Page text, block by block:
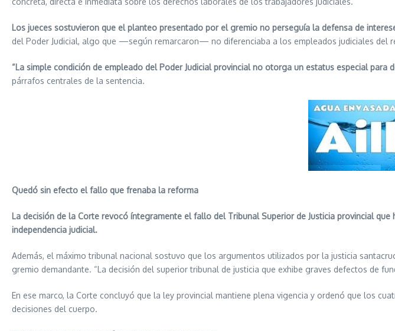
Los jueces sostuvieron que el planteo presentado por el gremio no perseguía la defensa de
del Poder Judicial, algo que —según remarcaron— no diferenciaba a los empleados judiciales del
“La simple condición de empleado del Poder Judicial provincial no otorga un estatus especial para
párrafos centrales de la sentencia.
Quedó sin efecto el fallo que frenaba la reforma
La decisión de la Corte revocó íntegramente el fallo del Tribunal Superior de Justicia provincial
independencia judicial.
Además, el máximo tribunal nacional sostuvo que los argumentos utilizados por la justicia
gremio demandante. “La decisión del superior tribunal de justicia que exhibe graves defectos de
En ese marco, la Corte concluyó que la ley provincial mantiene plena vigencia y ordenó que los
decisiones del cuerpo.